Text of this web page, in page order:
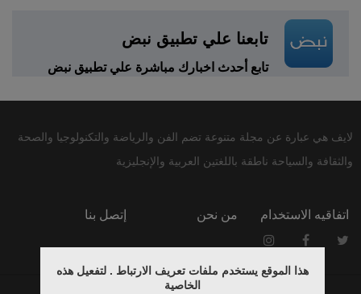
تابعنا علي تطبيق نبض
تابع أحدث اخبارك مباشرة علي تطبيق نبض
هذا الموقع يستخدم ملفات تعريف الارتباط . لتفعيل هذه
الخاصية
لايف هي عبارة عن مجلة متنوعة تضم الفن والرياضة والتكنولوجيا والصحة
والثقافة والسياحة ناطقة باللغتين العربية والإنجليزية
اتفاقيه الاستخدام من نحن إتصل بنا